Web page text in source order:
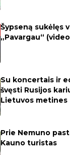
Šypseną sukėlęs
„Pavargau“
Su koncertais ir
švęsti Rusijos
Lietuvos metines
Prie Nemuno
Kauno turistas